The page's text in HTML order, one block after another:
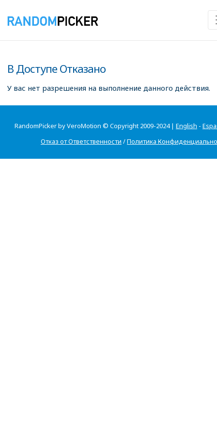
В Доступе Отказано
У вас нет разрешения на выполнение данного действия.
RandomPicker by VeroMotion © Copyright 2009-2024 | English -
Отказ от Ответственности /Политика